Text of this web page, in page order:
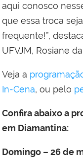
aqui conosco
que essa troca
frequente!”,
UFVJM, Rosiane
Veja a
In-Cena, ou pelo
Confira abaixo a
em Diamantina:
Domingo – 26 de